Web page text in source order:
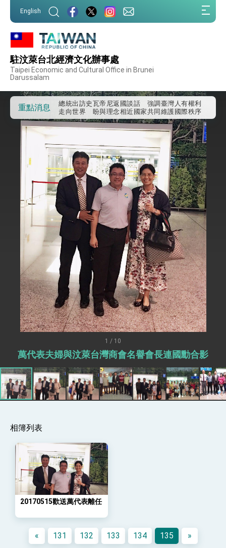
English
駐汶萊台北經濟文化辦事處
Taipei Economic and Cultural Office in Brunei
Darussalam
重點消息
我國政府將在美國亞利桑納州設立「駐鳳凰城辦
事處」，進一步深化台美交流合作
第一屆亞太在宅醫療大會開幕 總統盼分享臺灣
經驗為亞太醫療照護發展開創新里程碑
及「台灣智慧醫療與健康產業展」預告短片，向
世界展現台灣守護全球健康的創新能量
總統出訪史瓦帝尼返國談話 強調臺灣人有權利
走向世界 盼與理念相近國家共同維護國際秩序
堅定走向世界 賴總統抵達史瓦帝尼王國進行國是
總統與五院院長新春茶敘 盼化分歧為團結、為
國家邁出合作第一步
總統農曆春節談話
台美貿易協議完成簽署達成6大目標、創5大歷史
性突破 總統強調將以3大面向加速臺灣經濟轉型
升級 籲請立院全力支持並盡速通過
臺美簽署「對等貿易協定」確立對等關稅15%且不
疊加 我輸美2072項產品豁免對等關稅
總統接受「法新社」（AFP）專訪內容
外交部長林佳龍於《外交事務》撰文指出：自由
世界 需要台灣，團結合作方能守護繁榮
外交部長林佳龍出席《台灣光華雜誌》50週年慶
「見證蛻變，分享世界的光華」開幕式，期許數
位轉 型迎向下個50年
總統主持「台美經濟繁榮夥伴對話」記者會 說
明臺美合作三大戰略方向 盼與民主夥伴共同引
領 下一個世代的繁榮
外交部長林佳龍接受印尼「時代雜誌」專訪，闡
述印太安全局勢，籲深化台印尼半導體供應鏈合
作
外交部長林佳龍午宴歡迎美國聯邦參議員蓋耶哥
訪問團
外交部長林佳龍接見美國智庫「德國馬歇爾基金
會」訪問團一行，深化跨大西洋戰略夥伴關係
臺美經貿談判獲階段性成果 卓揆期勉爭取時間完
成「臺美對等貿易協定」簽署
卓揆：臺美關稅談判階段性結果有助臺灣取得有
利戰略地位 全力支持「臺美對等貿易協定」簽署
民調顯示多數國人滿意政府外交表現，高度支持
「總合外交」與台歐美日關係深化
總統以「韌性之島，希望之光」為題發表2026新
年談話
總統主持「守護民主台灣國安行動方案」記者
會 強調以實力守護台海和平 以決心掌握國家
命運
總統發表執政周年談話 盼面對未來挑戰 堅持
團結 迎風轉型 穩健前行
1 / 10
萬代表夫婦與汶萊台灣商會名譽會長連國勳合影
相簿列表
20170515歡送萬代表離任
« 131 132 133 134 135 »